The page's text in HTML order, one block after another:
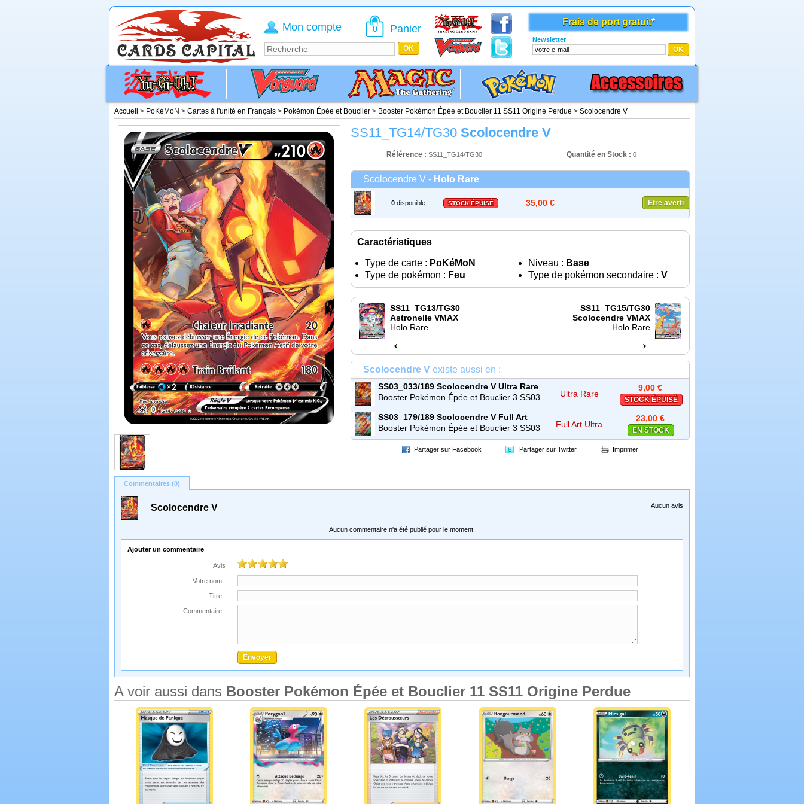
Accueil > PoKéMoN > Cartes à l'unité en Français > Pokémon Épée et Bouclier > Booster Pokémon Épée et Bouclier 11 SS11 Origine Perdue > Scolocendre V
SS11_TG14/TG30 Scolocendre V
Référence : SS11_TG14/TG30 Quantité en Stock : 0
Scolocendre V - Holo Rare
0 disponible STOCK ÉPUISÉ 35,00 € Etre averti
Caractéristiques
Type de carte : PoKéMoN Niveau : Base
Type de pokémon : Feu Type de pokémon secondaire : V
SS11_TG13/TG30
Astronelle VMAX
Holo Rare
←
SS11_TG15/TG30
Scolocendre VMAX
Holo Rare
→
Scolocendre Vexiste aussi en :
SS03_033/189 Scolocendre V Ultra Rare
Booster Pokémon Épée et Bouclier 3 SS03
Ténèbres Embrasées
Ultra Rare
9,00 €
STOCK ÉPUISÉ
SS03_179/189 Scolocendre V Full Art
Ultra Rare
Booster Pokémon Épée et Bouclier 3 SS03
Ténèbres Embrasées
Full Art Ultra
Rare
23,00 €
EN STOCK
Partager sur Facebook Partager sur Twitter Imprimer
Commentaires (0)
Scolocendre V Aucun avis
Aucun commentaire n'a été publié pour le moment.
Ajouter un commentaire
Avis
Votre nom :
Titre :
Commentaire :
A voir aussi dans Booster Pokémon Épée et Bouclier 11 SS11 Origine Perdue
Frais de port gratuit*
Newsletter
Mon compte 0 Panier